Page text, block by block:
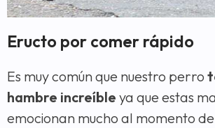
Eructo por comer rápido
Es muy común que nuestro perro
hambre increíble ya que estas
emocionan mucho al momento